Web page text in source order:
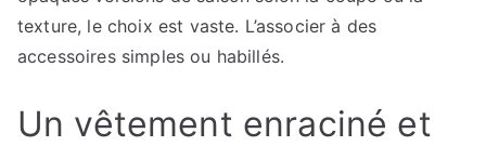
texture, le choix est vaste. L’associer à des
accessoires simples ou habillés.
Un vêtement enraciné et